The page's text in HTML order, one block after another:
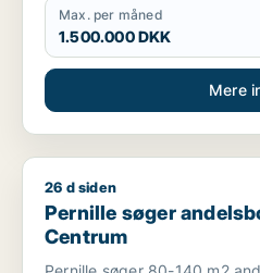
Max. per måned
1.500.000 DKK
Mere
Pernille søger andelsbolig i
26 d siden
Pernille søger
Centrum